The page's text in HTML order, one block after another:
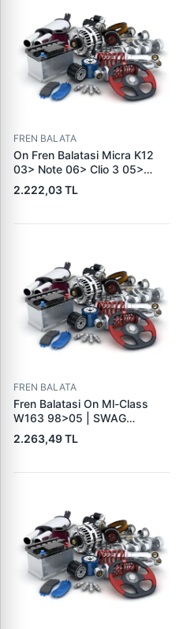
FREN BALATA
On Fren Balatasi Micra K12
03> Note 06> Clio 3 05>
Modus 04> Duster 10>
Logan 04> Dokker 12> G:116
DELPHI LP5005EV | OEM
2.222,03 TL
FREN BALATA
Fren Balatasi On Ml-Class
W163 98>05 | SWAG
10916410 | OEM
A1634201220
2.263,49 TL